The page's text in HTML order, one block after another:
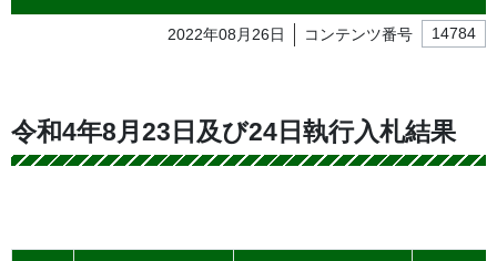
2022年08月26日 コンテンツ番号 14784
令和4年8月23日及び24日執行入札結果